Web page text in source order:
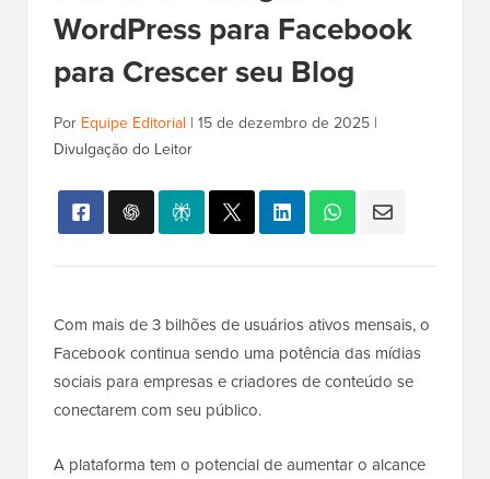
WordPress para Facebook
para Crescer seu Blog
Por Equipe Editorial | 15 de dezembro de 2025 |
Divulgação do Leitor
Com mais de 3 bilhões de usuários ativos mensais, o
Facebook continua sendo uma potência das mídias
sociais para empresas e criadores de conteúdo se
conectarem com seu público.
A plataforma tem o potencial de aumentar o alcance